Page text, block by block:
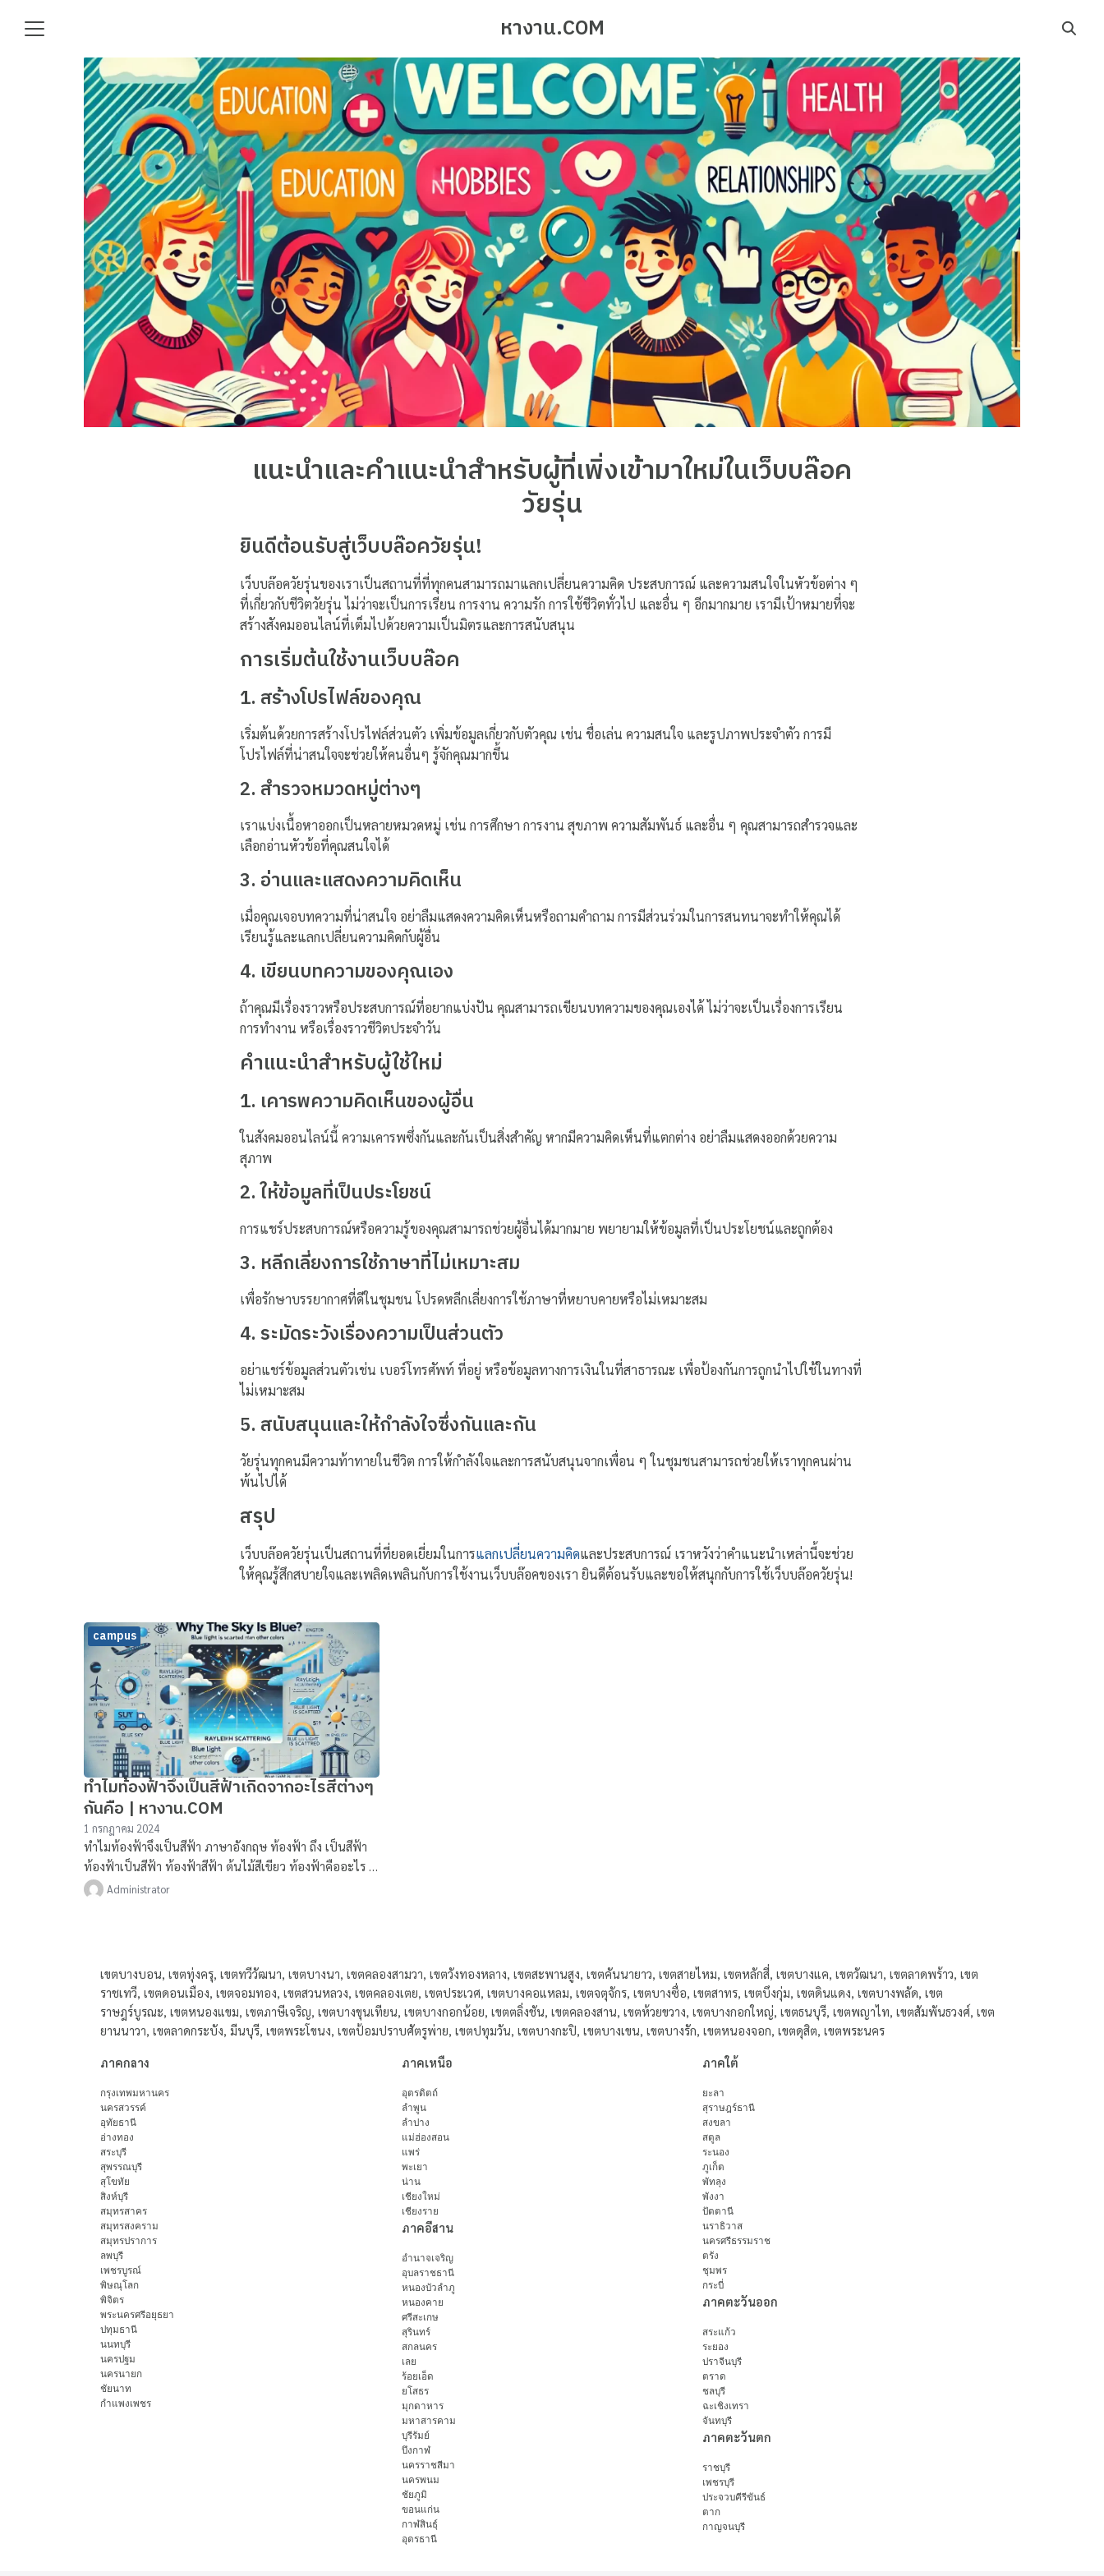
หางาน.COM
มแนะนำและคำแนะนำสำหรับผู้
ามาใหม่ในเว็บบล๊อควัยรุ่น
Search
for:
แนะนำและคำแนะนำสำหรับผู้ที่เพิ่งเข้ามาใหม่ในเว็บบล๊อค
วัยรุ่น
ยินดีต้อนรับสู่เว็บบล๊อควัยรุ่น!
เว็บบล๊อควัยรุ่นของเราเป็นสถานที่ที่ทุกคนสามารถมาแลกเปลี่ยนความคิด ประสบการณ์ และความสนใจในหัวข้อต่าง ๆ
ที่เกี่ยวกับชีวิตวัยรุ่น ไม่ว่าจะเป็นการเรียน การงาน ความรัก การใช้ชีวิตทั่วไป และอื่น ๆ อีกมากมาย เรามีเป้าหมายที่จะ
สร้างสังคมออนไลน์ที่เต็มไปด้วยความเป็นมิตรและการสนับสนุน
การเริ่มต้นใช้งานเว็บบล๊อค
1. สร้างโปรไฟล์ของคุณ
เริ่มต้นด้วยการสร้างโปรไฟล์ส่วนตัว เพิ่มข้อมูลเกี่ยวกับตัวคุณ เช่น ชื่อเล่น ความสนใจ และรูปภาพประจำตัว การมี
โปรไฟล์ที่น่าสนใจจะช่วยให้คนอื่นๆ รู้จักคุณมากขึ้น
2. สำรวจหมวดหมู่ต่างๆ
เราแบ่งเนื้อหาออกเป็นหลายหมวดหมู่ เช่น การศึกษา การงาน สุขภาพ ความสัมพันธ์ และอื่น ๆ คุณสามารถสำรวจและ
เลือกอ่านหัวข้อที่คุณสนใจได้
3. อ่านและแสดงความคิดเห็น
เมื่อคุณเจอบทความที่น่าสนใจ อย่าลืมแสดงความคิดเห็นหรือถามคำถาม การมีส่วนร่วมในการสนทนาจะทำให้คุณได้
เรียนรู้และแลกเปลี่ยนความคิดกับผู้อื่น
4. เขียนบทความของคุณเอง
ถ้าคุณมีเรื่องราวหรือประสบการณ์ที่อยากแบ่งปัน คุณสามารถเขียนบทความของคุณเองได้ ไม่ว่าจะเป็นเรื่องการเรียน
การทำงาน หรือเรื่องราวชีวิตประจำวัน
คำแนะนำสำหรับผู้ใช้ใหม่
1. เคารพความคิดเห็นของผู้อื่น
ในสังคมออนไลน์นี้ ความเคารพซึ่งกันและกันเป็นสิ่งสำคัญ หากมีความคิดเห็นที่แตกต่าง อย่าลืมแสดงออกด้วยความ
สุภาพ
2. ให้ข้อมูลที่เป็นประโยชน์
การแชร์ประสบการณ์หรือความรู้ของคุณสามารถช่วยผู้อื่นได้มากมาย พยายามให้ข้อมูลที่เป็นประโยชน์และถูกต้อง
3. หลีกเลี่ยงการใช้ภาษาที่ไม่เหมาะสม
เพื่อรักษาบรรยากาศที่ดีในชุมชน โปรดหลีกเลี่ยงการใช้ภาษาที่หยาบคายหรือไม่เหมาะสม
4. ระมัดระวังเรื่องความเป็นส่วนตัว
อย่าแชร์ข้อมูลส่วนตัวเช่น เบอร์โทรศัพท์ ที่อยู่ หรือข้อมูลทางการเงินในที่สาธารณะ เพื่อป้องกันการถูกนำไปใช้ในทางที่
ไม่เหมาะสม
5. สนับสนุนและให้กำลังใจซึ่งกันและกัน
วัยรุ่นทุกคนมีความท้าทายในชีวิต การให้กำลังใจและการสนับสนุนจากเพื่อน ๆ ในชุมชนสามารถช่วยให้เราทุกคนผ่าน
พ้นไปได้
สรุป
เว็บบล๊อควัยรุ่นเป็นสถานที่ที่ยอดเยี่ยมในการแลกเปลี่ยนความคิดและประสบการณ์ เราหวังว่าคำแนะนำเหล่านี้จะช่วย
ให้คุณรู้สึกสบายใจและเพลิดเพลินกับการใช้งานเว็บบล๊อคของเรา ยินดีต้อนรับและขอให้สนุกกับการใช้เว็บบล๊อควัยรุ่น!
campus
ทําไมท้องฟ้าจึงเป็นสีฟ้าเกิดจากอะไรสีต่างๆ
กันคือ | หางาน.COM
1 กรกฎาคม 2024
ทําไมท้องฟ้าจึงเป็นสีฟ้า ภาษาอังกฤษ ท้องฟ้า ถึง เป็นสีฟ้า
ท้องฟ้าเป็นสีฟ้า ท้องฟ้าสีฟ้า ต้นไม้สีเขียว ท้องฟ้าคืออะไร สี
ของท้องฟ้า เกิดจาก
Administrator
เขตบางบอน, เขตทุ่งครุ, เขตทวีวัฒนา, เขตบางนา, เขตคลองสามวา, เขตวังทองหลาง, เขตสะพานสูง, เขตคันนายาว, เขตสายไหม, เขตหลักสี่, เขตบางแค, เขตวัฒนา, เขตลาดพร้าว, เขต
ราชเทวี, เขตดอนเมือง, เขตจอมทอง, เขตสวนหลวง, เขตคลองเตย, เขตประเวศ, เขตบางคอแหลม, เขตจตุจักร, เขตบางซื่อ, เขตสาทร, เขตบึงกุ่ม, เขตดินแดง, เขตบางพลัด, เขต
ราษฎร์บูรณะ, เขตหนองแขม, เขตภาษีเจริญ, เขตบางขุนเทียน, เขตบางกอกน้อย, เขตตลิ่งชัน, เขตคลองสาน, เขตห้วยขวาง, เขตบางกอกใหญ่, เขตธนบุรี, เขตพญาไท, เขตสัมพันธวงศ์, เขต
ยานนาวา, เขตลาดกระบัง, มีนบุรี, เขตพระโขนง, เขตป้อมปราบศัตรูพ่าย, เขตปทุมวัน, เขตบางกะปิ, เขตบางเขน, เขตบางรัก, เขตหนองจอก, เขตดุสิต, เขตพระนคร
ภาคกลาง
กรุงเทพมหานคร
นครสวรรค์
อุทัยธานี
อ่างทอง
สระบุรี
สุพรรณบุรี
สุโขทัย
สิงห์บุรี
สมุทรสาคร
สมุทรสงคราม
สมุทรปราการ
ลพบุรี
เพชรบูรณ์
พิษณุโลก
พิจิตร
พระนครศรีอยุธยา
ปทุมธานี
นนทบุรี
นครปฐม
นครนายก
ชัยนาท
กำแพงเพชร
ภาคเหนือ
อุตรดิตถ์
ลำพูน
ลำปาง
แม่ฮ่องสอน
แพร่
พะเยา
น่าน
เชียงใหม่
เชียงราย
ภาคอีสาน
อำนาจเจริญ
อุบลราชธานี
หนองบัวลำภู
หนองคาย
ศรีสะเกษ
สุรินทร์
สกลนคร
เลย
ร้อยเอ็ด
ยโสธร
มุกดาหาร
มหาสารคาม
บุรีรัมย์
บึงกาฬ
นครราชสีมา
นครพนม
ชัยภูมิ
ขอนแก่น
กาฬสินธุ์
อุดรธานี
ภาคใต้
ยะลา
สุราษฎร์ธานี
สงขลา
สตูล
ระนอง
ภูเก็ต
พัทลุง
พังงา
ปัตตานี
นราธิวาส
นครศรีธรรมราช
ตรัง
ชุมพร
กระบี่
ภาคตะวันออก
สระแก้ว
ระยอง
ปราจีนบุรี
ตราด
ชลบุรี
ฉะเชิงเทรา
จันทบุรี
ภาคตะวันตก
ราชบุรี
เพชรบุรี
ประจวบคีรีขันธ์
ตาก
กาญจนบุรี